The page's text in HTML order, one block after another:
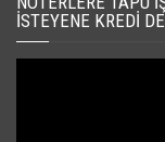
İSTEYENE KREDI